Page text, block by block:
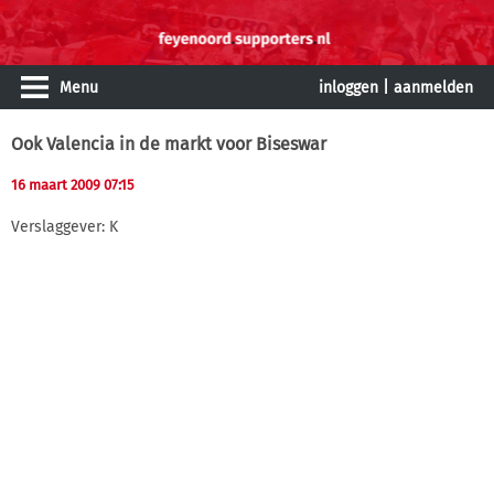
Menu inloggen aanmelden
Ook Valencia in de markt voor Biseswar
16 maart 2009 07:15
Verslaggever: K